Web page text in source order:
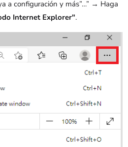
a configuración y más”…” → Haga
Internet Explorer".